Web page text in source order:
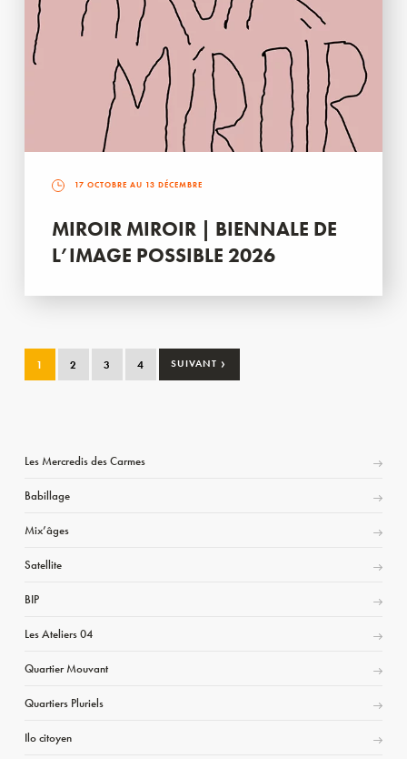
17 OCTOBRE AU 13 DÉCEMBRE
MIROIR MIROIR | BIENNALE DE
L’IMAGE POSSIBLE 2026
1 2 3 4 SUIVANT ›
Les Mercredis des Carmes
Babillage
Mix’âges
Satellite
BIP
Les Ateliers 04
Quartier Mouvant
Quartiers Pluriels
Ilo citoyen